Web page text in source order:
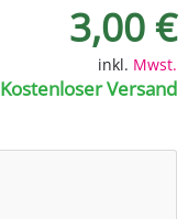
3,00 €
inkl. Mwst.
Kostenloser Versand